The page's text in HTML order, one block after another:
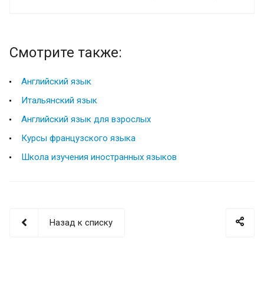
Смотрите также:
Английский язык
Итальянский язык
Английский язык для взрослых
Курсы французского языка
Школа изучения иностранных языков
Назад к списку